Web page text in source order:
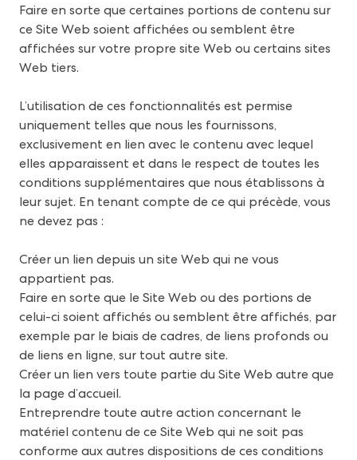
Faire en sorte que certaines portions de contenu sur
ce Site Web soient affichées ou semblent être
affichées sur votre propre site Web ou certains sites
Web tiers.
L’utilisation de ces fonctionnalités est permise
uniquement telles que nous les fournissons,
exclusivement en lien avec le contenu avec lequel
elles apparaissent et dans le respect de toutes les
conditions supplémentaires que nous établissons à
leur sujet. En tenant compte de ce qui précède, vous
ne devez pas :
Créer un lien depuis un site Web qui ne vous
appartient pas.
Faire en sorte que le Site Web ou des portions de
celui-ci soient affichés ou semblent être affichés, par
exemple par le biais de cadres, de liens profonds ou
de liens en ligne, sur tout autre site.
Créer un lien vers toute partie du Site Web autre que
la page d’accueil.
Entreprendre toute autre action concernant le
matériel contenu de ce Site Web qui ne soit pas
conforme aux autres dispositions de ces conditions